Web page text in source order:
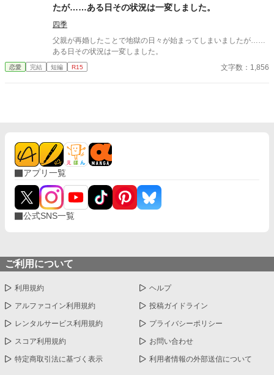
たが……ある日その状況は一変しました。
四季
父親が再婚したことで地獄の日々が始まってしまいましたが……
ある日その状況は一変しました。
恋愛 完結 短編 R15 文字数：1,856
アプリ一覧
公式SNS一覧
ご利用について
利用規約 ヘルプ
アルファコイン利用規約 投稿ガイドライン
レンタルサービス利用規約 プライバシーポリシー
スコア利用規約 お問い合わせ
特定商取引法に基づく表示 利用者情報の外部送信について